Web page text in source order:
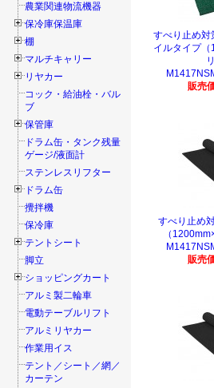
農業関連物流機器
保冷庫保温庫
棚
マルチキャリー
リヤカー
コック・給油栓・バル
ブ
保管庫
ドラム缶・タンク残量
ゲージ/液面計
ステンレスリフター
ドラム缶
攪拌機
保冷庫
テントシート
脚立
ショッピングカート
アルミ製二輪車
電動テーブルリフト
アルミリヤカー
作業用イス
テント／シート／網／
カーテン
すべり止め対
イルタイプ
販売
すべり止め
（
販売